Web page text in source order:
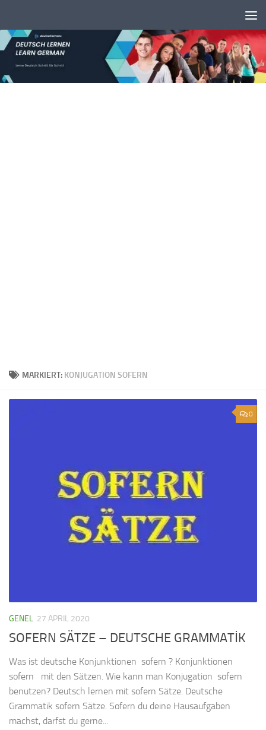
MARKIERT: KONJUGATION SOFERN
0
GENEL 27 APRIL 2020
SOFERN SÄTZE – DEUTSCHE GRAMMATİK
Was ist deutsche Konjunktionen sofern ? Konjunktionen
sofern mit den Sätzen. Wie kann man Konjugation sofern
benutzen? Deutsch lernen mit sofern Sätze. Deutsche
Grammatik sofern Sätze. Sofern du deine Hausaufgaben
machst, darfst du gerne...